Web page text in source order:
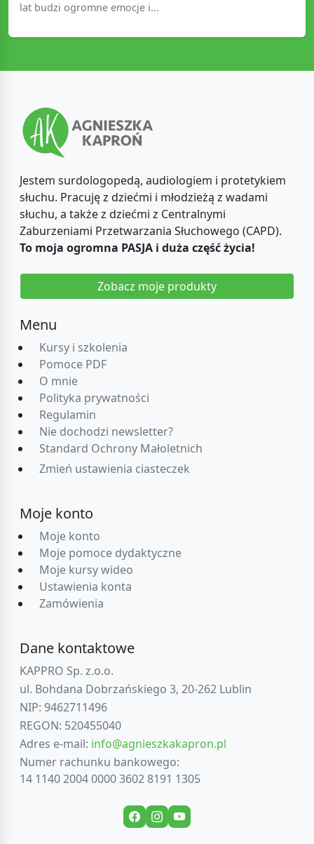
lat budzi ogromne emocje i...
Jestem surdologopedą, audiologiem i protetykiem
słuchu. Pracuję z dziećmi i młodzieżą z wadami
słuchu, a także z dziećmi z Centralnymi
Zaburzeniami Przetwarzania Słuchowego (CAPD).
To moja ogromna PASJA i duża część życia!
Zobacz moje produkty
Menu
Kursy i szkolenia
Pomoce PDF
O mnie
Polityka prywatności
Regulamin
Nie dochodzi newsletter?
Standard Ochrony Małoletnich
Zmień ustawienia ciasteczek
Moje konto
Moje konto
Moje pomoce dydaktyczne
Moje kursy wideo
Ustawienia konta
Zamówienia
Dane kontaktowe
KAPPRO Sp. z.o.o.
ul. Bohdana Dobrzańskiego 3, 20-262 Lublin
NIP: 9462711496
REGON: 520455040
Adres e-mail: info@agnieszkakapron.pl
Numer rachunku bankowego:
14 1140 2004 0000 3602 8191 1305